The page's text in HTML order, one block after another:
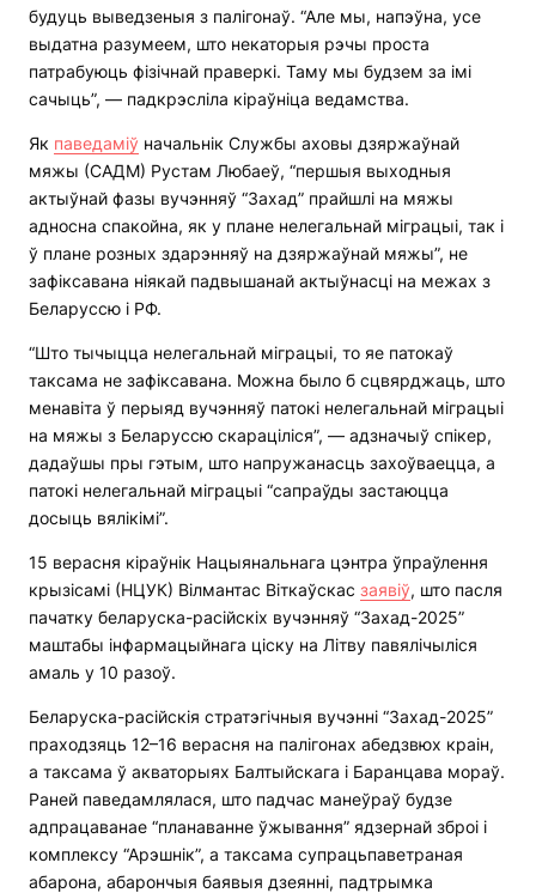
будуць выведзеныя з палігонаў. “Але мы, напэўна, усе
выдатна разумеем, што некаторыя рэчы проста
патрабуюць фізічнай праверкі. Таму мы будзем за імі
сачыць”, — падкрэсліла кіраўніца ведамства.
Як паведаміў начальнік Службы аховы дзяржаўнай
мяжы (САДМ) Рустам Любаеў, “першыя выходныя
актыўнай фазы вучэнняў “Захад” прайшлі на мяжы
адносна спакойна, як у плане нелегальнай міграцыі, так і
ў плане розных здарэнняў на дзяржаўнай мяжы”, не
зафіксавана ніякай падвышанай актыўнасці на межах з
Беларуссю і РФ.
“Што тычыцца нелегальнай міграцыі, то яе патокаў
таксама не зафіксавана. Можна было б сцвярджаць, што
менавіта ў перыяд вучэнняў патокі нелегальнай міграцыі
на мяжы з Беларуссю скараціліся”, — адзначыў спікер,
дадаўшы пры гэтым, што напружанасць захоўваецца, а
патокі нелегальнай міграцыі “сапраўды застаюцца
досыць вялікімі”.
15 верасня кіраўнік Нацыянальнага цэнтра ўпраўлення
крызісамі (НЦУК) Вілмантас Віткаўскас заявіў, што пасля
пачатку беларуска-расійскіх вучэнняў “Захад-2025”
маштабы інфармацыйнага ціску на Літву павялічыліся
амаль у 10 разоў.
Беларуска-расійскія стратэгічныя вучэнні “Захад-2025”
праходзяць 12–16 верасня на палігонах абедзвюх краін,
а таксама ў акваторыях Балтыйскага і Баранцава мораў.
Раней паведамлялася, што падчас манеўраў будзе
адпрацаванае “планаванне ўжывання” ядзернай зброі і
комплексу “Арэшнік”, а таксама супрацьпаветраная
абарона, абарончыя баявыя дзеянні, падтрымка